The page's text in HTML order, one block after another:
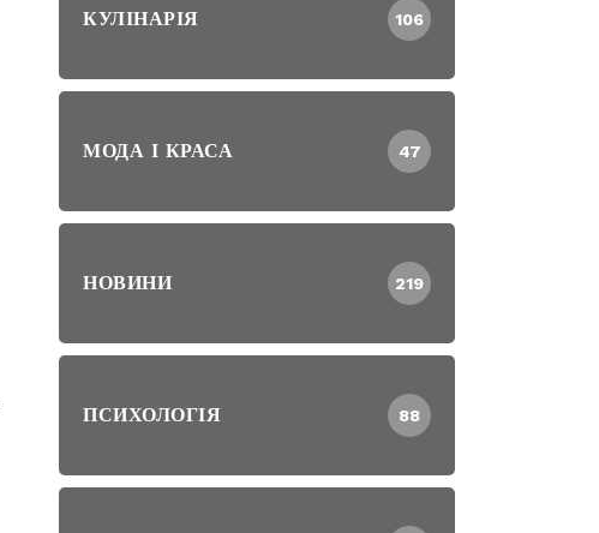
КУЛІНАРІЯ 106
МОДА І КРАСА 47
НОВИНИ 219
ПСИХОЛОГІЯ 88